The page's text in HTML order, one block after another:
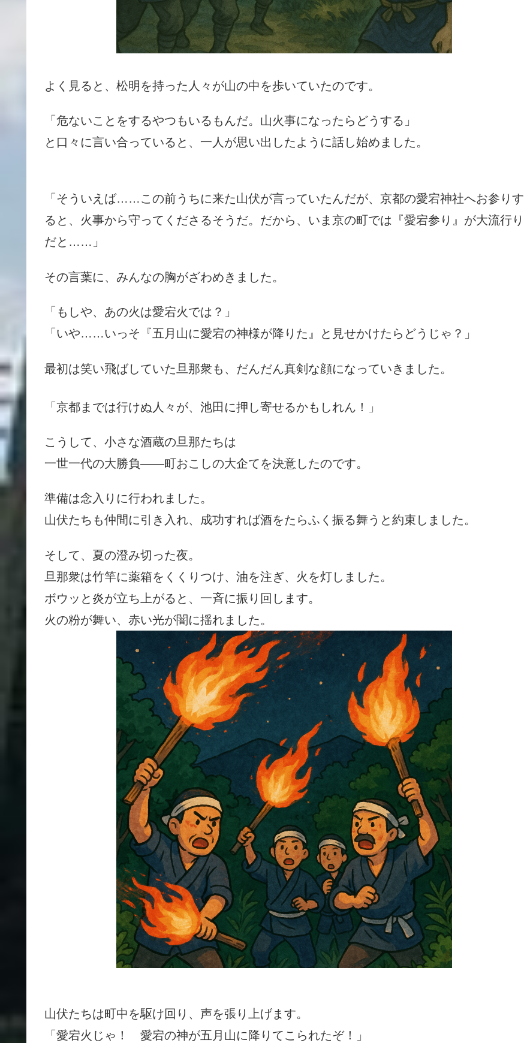
よく見ると、松明を持った人々が山の中を歩いていたのです。
「危ないことをするやつもいるもんだ。山火事になったらどうする」
と口々に言い合っていると、一人が思い出したように話し始めました。
「そういえば……この前うちに来た山伏が言っていたんだが、京都の愛宕神社へお参りす
ると、火事から守ってくださるそうだ。だから、いま京の町では『愛宕参り』が大流行り
だと……」
その言葉に、みんなの胸がざわめきました。
「もしや、あの火は愛宕火では？」
「いや……いっそ『五月山に愛宕の神様が降りた』と見せかけたらどうじゃ？」
最初は笑い飛ばしていた旦那衆も、だんだん真剣な顔になっていきました。
「京都までは行けぬ人々が、池田に押し寄せるかもしれん！」
こうして、小さな酒蔵の旦那たちは
一世一代の大勝負――町おこしの大企てを決意したのです。
準備は念入りに行われました。
山伏たちも仲間に引き入れ、成功すれば酒をたらふく振る舞うと約束しました。
そして、夏の澄み切った夜。
旦那衆は竹竿に薬箱をくくりつけ、油を注ぎ、火を灯しました。
ボウッと炎が立ち上がると、一斉に振り回します。
火の粉が舞い、赤い光が闇に揺れました。
山伏たちは町中を駆け回り、声を張り上げます。
「愛宕火じゃ！ 愛宕の神が五月山に降りてこられたぞ！」